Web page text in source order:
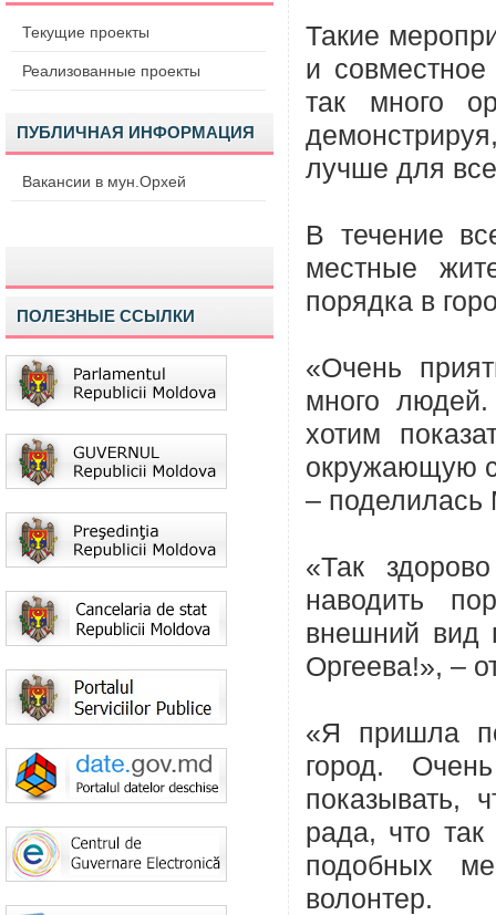
Текущие проекты
Реализованные проекты
ПУБЛИЧНАЯ ИНФОРМАЦИЯ
Вакансии в мун.Орхей
ПОЛЕЗНЫЕ ССЫЛКИ
Такие
и
так много
лучше для
В течение
местные
порядка в
«Очень
много
хотим
окружающую
– поделилась
«Так
наводить
внешний вид
Оргеева!», –
«Я пришла
город.
показывать,
рада, что
подобных
волонтер.